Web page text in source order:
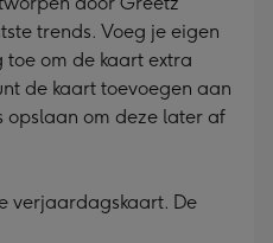
trends. Voeg je eigen
toe om de kaart extra
de kaart toevoegen aan
opslaan om deze later af
verjaardagskaart. De